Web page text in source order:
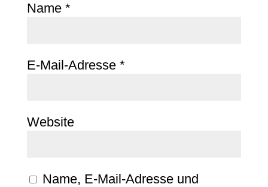
Name *
E-Mail-Adresse *
Website
Name, E-Mail-Adresse und